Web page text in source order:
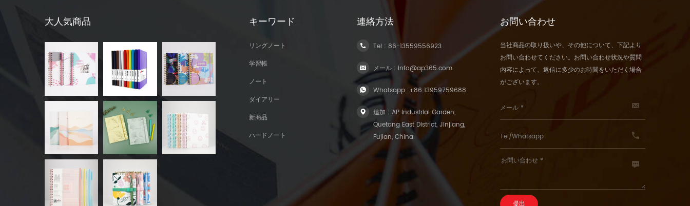
大人気商品 キーワード
リングノート
学習帳
ノート
ダイアリー
新商品
ハードノート
連絡方法
Tel :86-13559556923
メール : info@ap365.com
Whatsapp :+86 13959759688
追加 : AP Industrial Garden,
Quetang East District, Jinjiang,
Fujian, China
お問い合わせ
当社商品の取り扱いや、その他について、下記より
お問い合わせてください。お問い合わせ状況や質問
内容によって、返信に多少のお時間をいただく場合
がございます。